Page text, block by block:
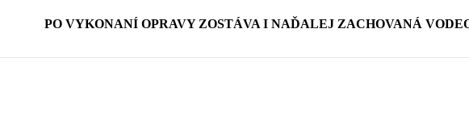
PO VYKONANÍ OPRAVY ZOSTÁVA I NAĎALEJ ZACHOVANÁ